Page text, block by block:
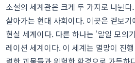
소설의 세계관은 크게 두 가지로 나뉜
살아가는 현대 사회이다. 이곳은 겉보
현실 세계이다. 다른 하나는 '말일 모의
레이션 세계이다. 이 세계는 멸망이 진